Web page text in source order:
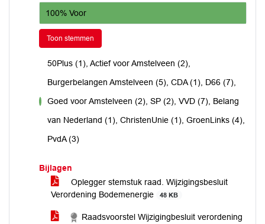
100% Voor
Toon stemmen
50Plus (1), Actief voor Amstelveen (2),
Burgerbelangen Amstelveen (5), CDA (1), D66 (7),
Goed voor Amstelveen (2), SP (2), VVD (7), Belang
van Nederland (1), ChristenUnie (1), GroenLinks (4),
PvdA (3)
Bijlagen
Oplegger stemstuk raad. Wijzigingsbesluit
Verordening Bodemenergie
48 KB
Raadsvoorstel Wijzigingbesluit verordening